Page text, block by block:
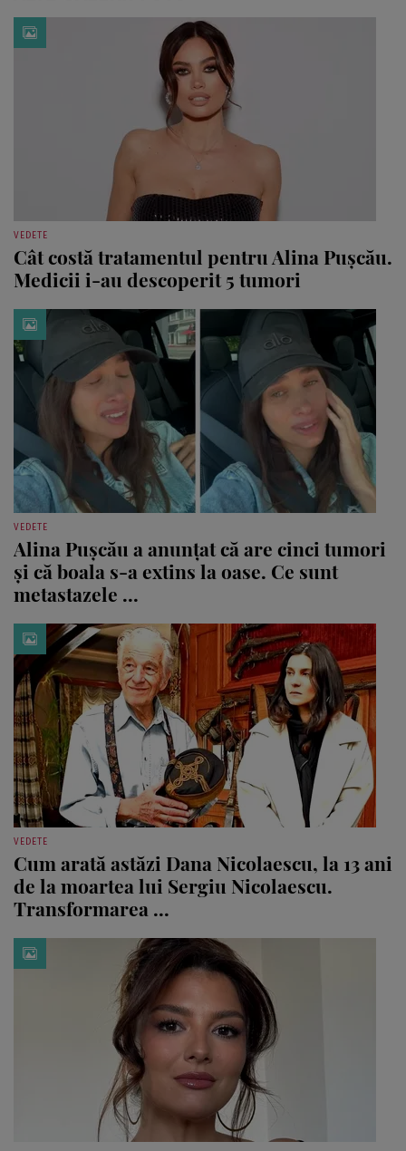
VEDETE
Cât costă tratamentul pentru Alina Pușcău.
Medicii i-au descoperit 5 tumori
VEDETE
Alina Pușcău a anunțat că are cinci tumori
și că boala s-a extins la oase. Ce sunt
metastazele ...
VEDETE
Cum arată astăzi Dana Nicolaescu, la 13 ani
de la moartea lui Sergiu Nicolaescu.
Transformarea ...